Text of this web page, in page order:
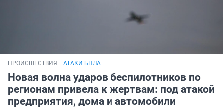
ПРОИСШЕСТВИЯ АТАКИ БПЛА
Новая волна ударов беспилотников по
регионам привела к жертвам: под атакой
предприятия, дома и автомобили